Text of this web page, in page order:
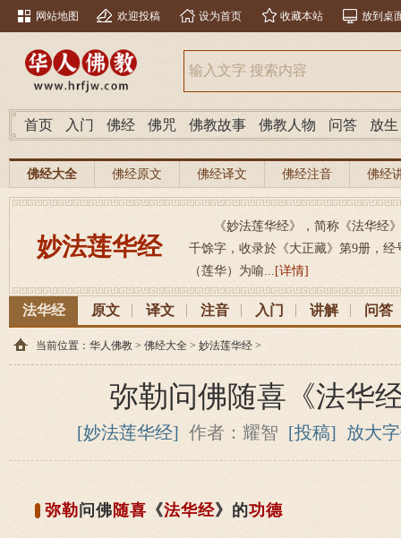
网站地图 欢迎投稿 设为首页 收藏本站 放到桌
首页 入门 佛经 佛咒 佛教故事 佛教人物 问答 放生
佛经大全 佛经原文 佛经译文 佛经注音 佛经
妙法莲华经
《妙法莲华经》，简称《法华经
千馀字，收录於《大正藏》第9册，经
（莲华）为喻... [详情]
法华经 原文 译文 注音 入门 讲解 问答
当前位置： 华人佛教 > 佛经大全 > 妙法莲华经 >
弥勒问佛随喜《法华
[妙法莲华经] 作者：耀智 [投稿] 放大
弥勒 问佛随喜 《法华经》的功德